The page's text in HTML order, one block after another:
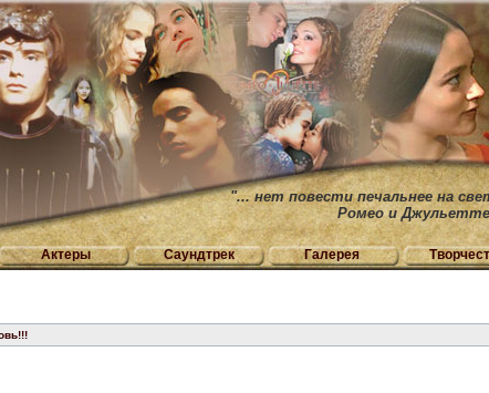
"... нет повести печальнее на
Ромео и
Актеры Саундтрек Галерея